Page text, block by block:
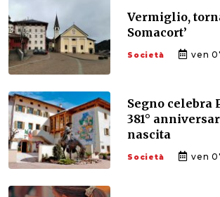
Vermiglio,
Somacort’
Società ven
Segno celebra
381°
nascita
Società ven